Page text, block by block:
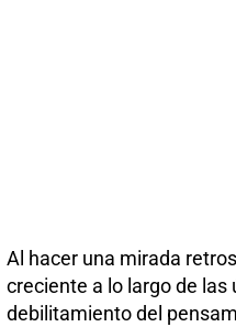
Al hacer una mirada
creciente a lo largo de
debilitamiento del